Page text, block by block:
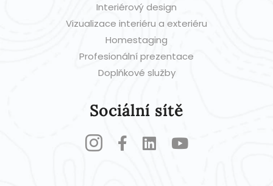
Interiérový design
Vizualizace interiéru a exteriéru
Homestaging
Profesionální prezentace
Doplňkové služby
Sociální sítě